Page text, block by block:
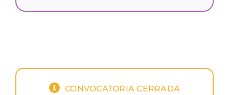
CONVOCATORIA CERRADA